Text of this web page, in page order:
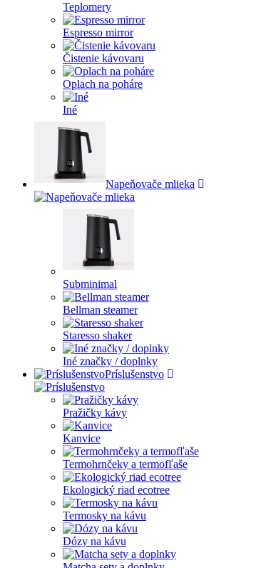
Teplomery
Espresso mirror
Čistenie kávovaru
Oplach na poháre
Iné
Napeňovače mlieka
Subminimal
Bellman steamer
Staresso shaker
Iné značky / doplnky
Príslušenstvo
Pražičky kávy
Kanvice
Termohrnčeky a termofľaše
Ekologický riad ecotree
Termosky na kávu
Dózy na kávu